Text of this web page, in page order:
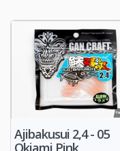
Ajibakusui 2,4 - 05